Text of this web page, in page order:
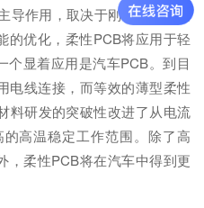
导作用，取决于刚性板加金属
的优化，柔性PCB将应用于轻
个显着应用是汽车PCB。到目
电线连接，而等效的薄型柔性
料研发的突破性改进了从电流
高温稳定工作范围。除了高
，柔性PCB将在汽车中得到更